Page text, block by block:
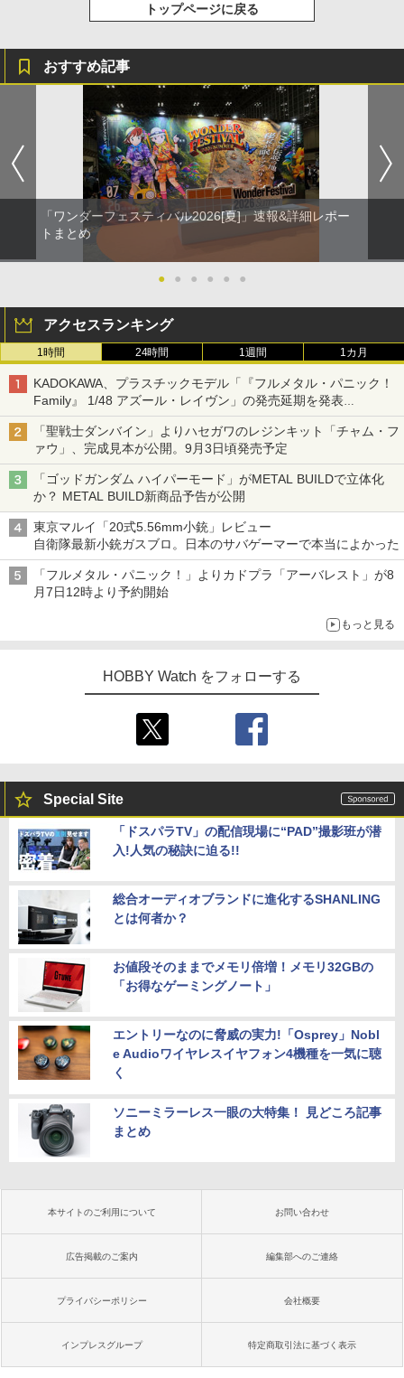
トップページに戻る
おすすめ記事
「ワンダーフェスティバル2026[夏]」速報&詳細レポー
トまとめ
● ● ● ● ● ●
アクセスランキング
1時間 24時間 1週間 1カ月
KADOKAWA、プラスチックモデル「『フルメタル・パニック！
Family』 1/48 アズール・レイヴン」の発売延期を発表
8月から9月に延期
「聖戦士ダンバイン」よりハセガワのレジンキット「チャム・フ
ァウ」、完成見本が公開。9月3日頃発売予定
「ゴッドガンダム ハイパーモード」がMETAL BUILDで立体化
か？ METAL BUILD新商品予告が公開
東京マルイ「20式5.56mm小銃」レビュー
自衛隊最新小銃ガスブロ。日本のサバゲーマーで本当によかった
「フルメタル・パニック！」よりカドプラ「アーバレスト」が8
月7日12時より予約開始
もっと見る
HOBBY Watch をフォローする
Special Site
「ドスパラTV」の配信現場に“PAD”撮影班が潜
入!人気の秘訣に迫る!!
総合オーディオブランドに進化するSHANLING
とは何者か？
お値段そのままでメモリ倍増！メモリ32GBの
「お得なゲーミングノート」
エントリーなのに脅威の実力!「Osprey」Nobl
e Audioワイヤレスイヤフォン4機種を一気に聴
く
ソニーミラーレス一眼の大特集！ 見どころ記事
まとめ
本サイトのご利用について お問い合わせ
広告掲載のご案内 編集部へのご連絡
プライバシーポリシー 会社概要
インプレスグループ 特定商取引法に基づく表示